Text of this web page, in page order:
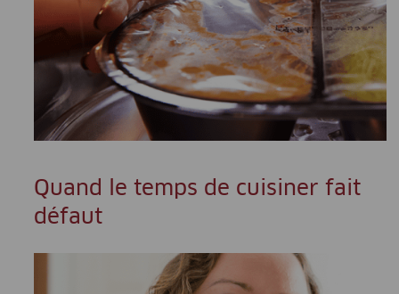
Quand le temps de cuisiner fait
défaut